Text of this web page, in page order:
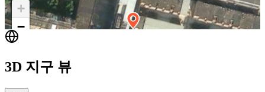
+
−
3D 지구 뷰